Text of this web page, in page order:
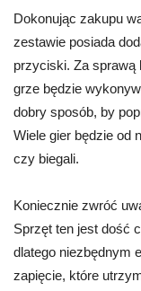
Dokonując zakupu
zestawie posiada
przyciski. Za sprawą
grze będzie
dobry sposób, by
Wiele gier będzie od
czy biegali.
Koniecznie zwróć
Sprzęt ten jest dość
dlatego niezbędnym
zapięcie, które